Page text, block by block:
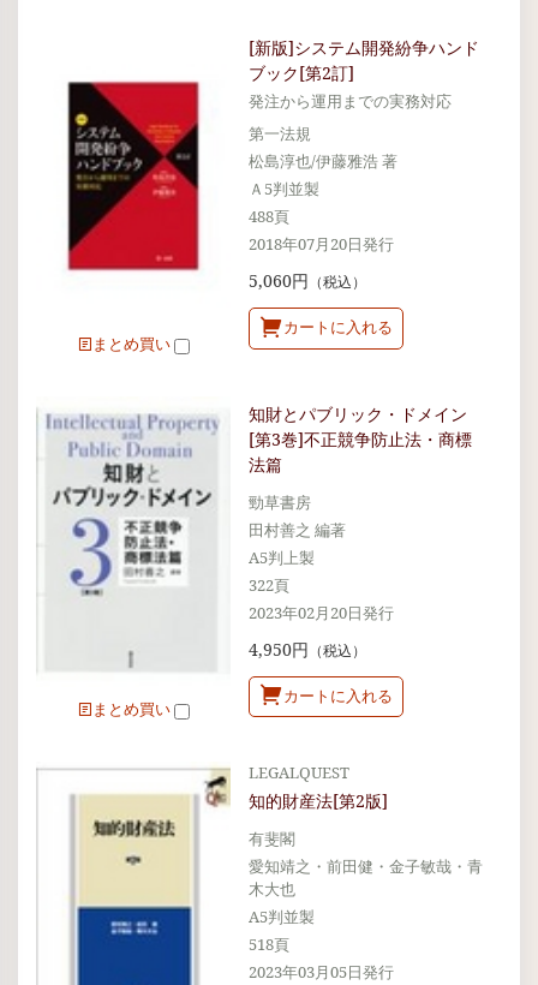
まとめ買い
[新版]システム開発紛争ハンド
ブック[第2訂]
発注から運用までの実務対応
第一法規
松島淳也/伊藤雅浩 著
Ａ5判並製
488頁
2018年07月20日発行
5,060円 （税込）
カートに入れる
まとめ買い
知財とパブリック・ドメイン
[第3巻]不正競争防止法・商標
法篇
勁草書房
田村善之 編著
A5判上製
322頁
2023年02月20日発行
4,950円 （税込）
カートに入れる
LEGALQUEST
知的財産法[第2版]
有斐閣
愛知靖之・前田健・金子敏哉・青
木大也
A5判並製
518頁
2023年03月05日発行